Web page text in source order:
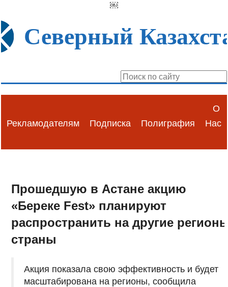
￼
Северный
Рекламодателям Подписка Полиграфия
О
Нас
Прошедшую в Астане акцию
«Береке Fest» планируют
распространить на другие
страны
Акция показала свою эффективность и будет
масштабирована на регионы, сообщила